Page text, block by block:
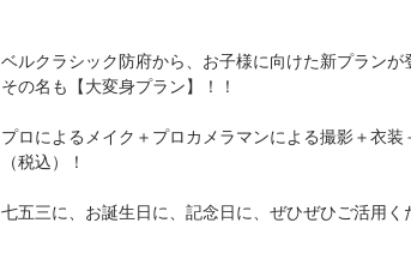
ベルクラシック防府から、お子様に向けた新プランが
その名も【大変身プラン】！！
プロによるメイク＋プロカメラマンによる撮影＋衣
（税込）！
七五三に、お誕生日に、記念日に、ぜひぜひご活用く